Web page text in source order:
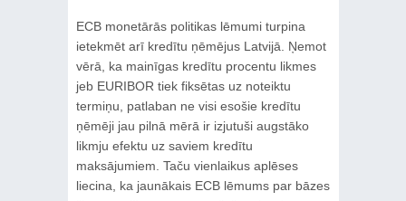
ECB monetārās politikas lēmumi turpina
ietekmēt arī kredītu ņēmējus Latvijā. Ņemot
vērā, ka mainīgas kredītu procentu likmes
jeb EURIBOR tiek fiksētas uz noteiktu
termiņu, patlaban ne visi esošie kredītu
ņēmēji jau pilnā mērā ir izjutuši augstāko
likmju efektu uz saviem kredītu
maksājumiem. Taču vienlaikus aplēses
liecina, ka jaunākais ECB lēmums par bāzes